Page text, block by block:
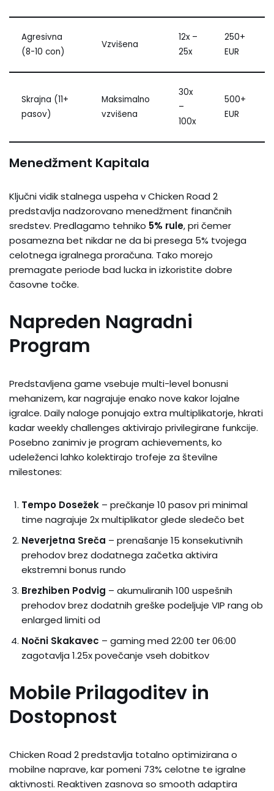
Agresivna
(8-10 con)
Vzvišena
12x –
25x
250+
EUR
Skrajna (11+
pasov)
Maksimalno
vzvišena
30x
–
100x
500+
EUR
Menedžment Kapitala
Ključni vidik stalnega uspeha v Chicken Road 2
predstavlja nadzorovano menedžment finančnih
sredstev. Predlagamo tehniko 5% rule, pri čemer
posamezna bet nikdar ne da bi presega 5% tvojega
celotnega igralnega proračuna. Tako morejo
premagate periode bad lucka in izkoristite dobre
časovne točke.
Napreden Nagradni
Program
Predstavljena game vsebuje multi-level bonusni
mehanizem, kar nagrajuje enako nove kakor lojalne
igralce. Daily naloge ponujajo extra multiplikatorje, hkrati
kadar weekly challenges aktivirajo privilegirane funkcije.
Posebno zanimiv je program achievements, ko
udeleženci lahko kolektirajo trofeje za številne
milestones:
Tempo Dosežek – prečkanje 10 pasov pri minimal
time nagrajuje 2x multiplikator glede sledečo bet
Neverjetna Sreča – prenašanje 15 konsekutivnih
prehodov brez dodatnega začetka aktivira
ekstremni bonus rundo
Brezhiben Podvig – akumuliranih 100 uspešnih
prehodov brez dodatnih greške podeljuje VIP rang ob
enlarged limiti od
Nočni Skakavec – gaming med 22:00 ter 06:00
zagotavlja 1.25x povečanje vseh dobitkov
Mobile Prilagoditev in
Dostopnost
Chicken Road 2 predstavlja totalno optimizirana o
mobilne naprave, kar pomeni 73% celotne te igralne
aktivnosti. Reaktiven zasnova so smooth adaptira